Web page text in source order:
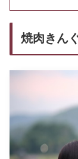
焼肉きん